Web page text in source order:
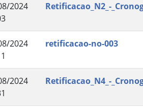
2024
Retificacao_N2_-
2024
retificacao-no-003
2024
Retificacao_N4_-